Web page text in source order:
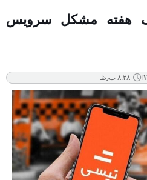
هفته مشکل سرویس
۸:۲۸ ب٫ظ